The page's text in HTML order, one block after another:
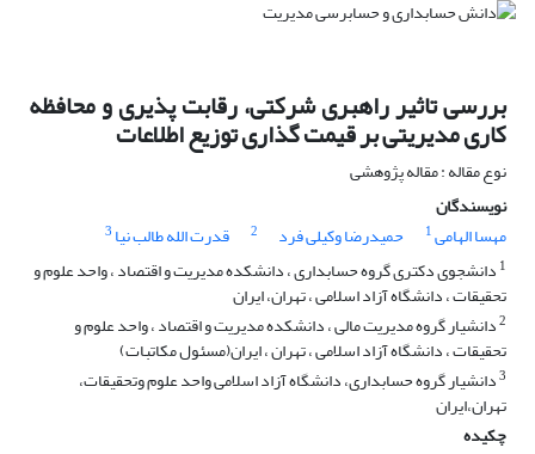
بررسی تاثیر راهبری شرکتی، رقابت پذیری و محافظه
کاری مدیریتی بر قیمت گذاری توزیع اطلاعات
نوع مقاله : مقاله پژوهشی
نویسندگان
مهسا الهامی1 حمیدرضا وکیلی فرد 2 قدرت الله طالب نیا 3
1 دانشجوی دکتری گروه حسابداری ، دانشکده مدیریت و اقتصاد ، واحد علوم و
تحقیقات ، دانشگاه آزاد اسلامی ، تهران، ایران
2دانشیار گروه مدیریت مالی ، دانشکده مدیریت و اقتصاد ، واحد علوم و
تحقیقات ، دانشگاه آزاد اسلامی ، تهران ، ایران(مسئول مکاتبات)
3دانشیار گروه حسابداری، دانشگاه آزاد اسلامی واحد علوم وتحقیقات،
تهران،ایران
چکیده